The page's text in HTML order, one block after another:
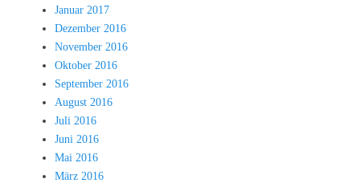
Januar 2017
Dezember 2016
November 2016
Oktober 2016
September 2016
August 2016
Juli 2016
Juni 2016
Mai 2016
März 2016